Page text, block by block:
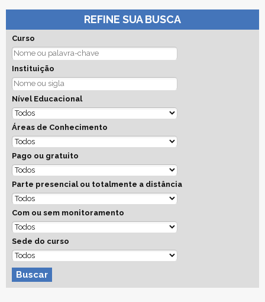
REFINE SUA BUSCA
Curso
Instituição
Nível Educacional
Áreas de Conhecimento
Pago ou gratuito
Parte presencial ou totalmente a distância
Com ou sem monitoramento
Sede do curso
Buscar